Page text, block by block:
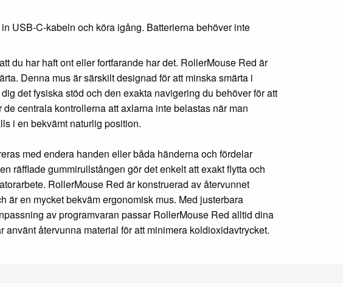
USB-C-kabeln och köra igång. Batterierna behöver inte
du har haft ont eller fortfarande har det. RollerMouse Red är
Denna mus är särskilt designad för att minska smärta i
det fysiska stöd och den exakta navigering du behöver för att
centrala kontrollerna att axlarna inte belastas när man
i en bekvämt naturlig position.
med endera handen eller båda händerna och fördelar
räfflade gummirullstången gör det enkelt att exakt flytta och
RollerMouse Red är konstruerad av återvunnet
är en mycket bekväm ergonomisk mus. Med justerbara
av programvaran passar RollerMouse Red alltid dina
återvunna material för att minimera koldioxidavtrycket.